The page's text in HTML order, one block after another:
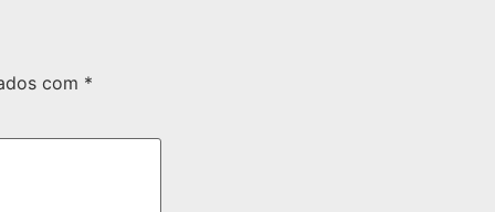
com *